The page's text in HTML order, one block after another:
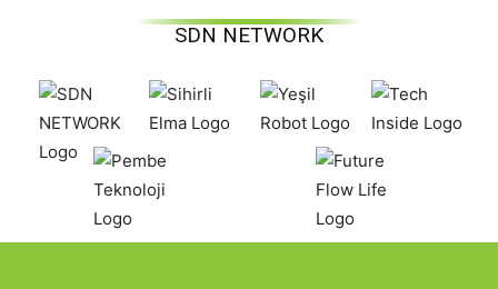
SDN NETWORK